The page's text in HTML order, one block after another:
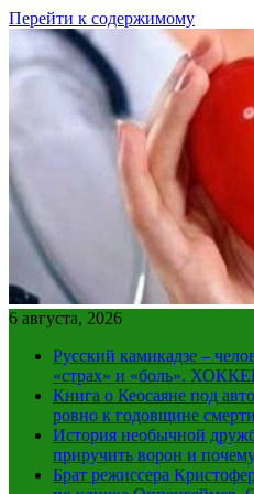
Перейти к содержимому
6 августа, 2026
Русский камикадзе –
«страх» и «боль».
Книга о Кеосаяне под
ровно к годовщине
История необычной
приручить ворон и
Брат режиссера